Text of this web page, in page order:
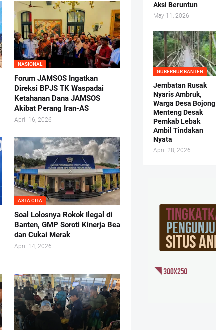
NASIONAL
Forum JAMSOS Ingatkan
Direksi BPJS TK Waspadai
Ketahanan Dana JAMSOS
Akibat Perang Iran-AS
April 16, 2026
ASTA CITA
Soal Lolosnya Rokok Ilegal di
Banten, GMP Soroti Kinerja Bea
dan Cukai Merak
April 14, 2026
Aksi Beruntun
May 11, 2026
GUBERNUR BANTEN
Jembatan Rusak
Nyaris Ambruk,
Warga Desa Bojong
Menteng Desak
Pemkab Lebak
Ambil Tindakan
Nyata
April 28, 2026